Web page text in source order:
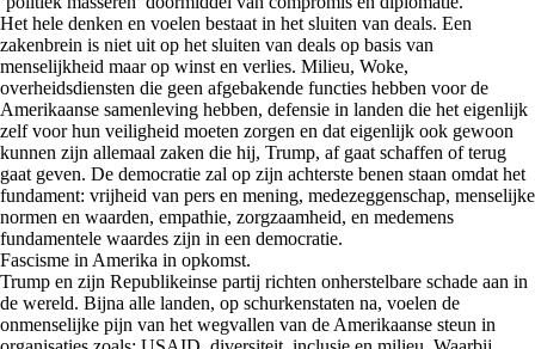
Het hele denken en voelen bestaat in het sluiten van deals. Een
zakenbrein is niet uit op het sluiten van deals op basis van
menselijkheid maar op winst en verlies. Milieu, Woke,
overheidsdiensten die geen afgebakende functies hebben voor de
Amerikaanse samenleving hebben, defensie in landen die het eigenlijk
zelf voor hun veiligheid moeten zorgen en dat eigenlijk ook gewoon
kunnen zijn allemaal zaken die hij, Trump, af gaat schaffen of terug
gaat geven. De democratie zal op zijn achterste benen staan omdat het
fundament: vrijheid van pers en mening, medezeggenschap, menselijke
normen en waarden, empathie, zorgzaamheid, en medemens
fundamentele waardes zijn in een democratie.
Fascisme in Amerika in opkomst.
Trump en zijn Republikeinse partij richten onherstelbare schade aan in
de wereld. Bijna alle landen, op schurkenstaten na, voelen de
onmenselijke pijn van het wegvallen van de Amerikaanse steun in